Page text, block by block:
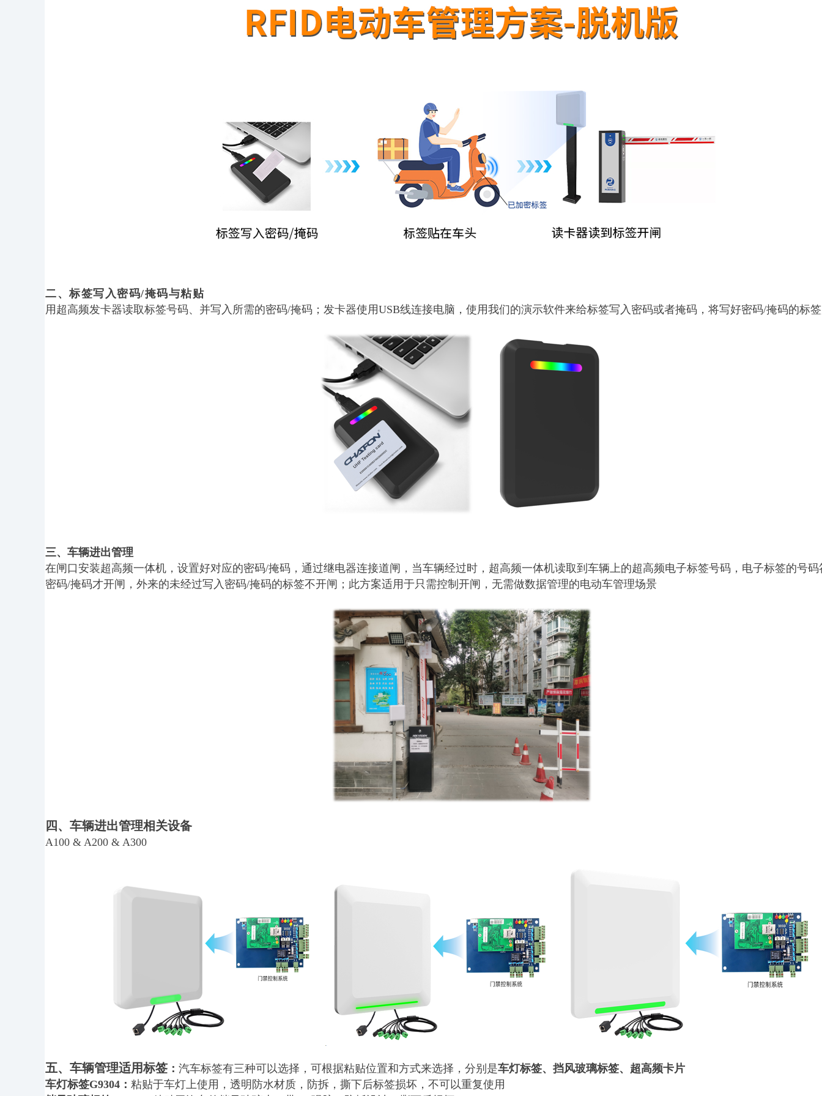
二、标签写入密码/掩码与粘贴
用超高频发卡器读取标签号码、并写入所需的密码/掩码；发卡器使用USB线连接电脑，使用我们的演示软件来给标签写入密码或者掩码，将写好密码/掩码的标
三、车辆进出管理
在闸口安装超高频一体机，设置好对应的密码/掩码，通过继电器连接道闸，当车辆经过时，超高频一体机读取到车辆上的超高频电子标签号码，电子标签的号
密码/掩码才开闸，外来的未经过写入密码/掩码的标签不开闸；此方案适用于只需控制开闸，无需做数据管理的电动车管理场景
四、车辆进出管理相关设备
A100 & A200 & A300
五、车辆管理适用标签 ： 汽车标签有三种可以选择，可根据粘贴位置和方式来选择，分别是车灯标签、挡风玻璃标签、超高频卡片
车灯标签G9304： 粘贴于车灯上使用，透明防水材质，防拆，撕下后标签损坏，不可以重复使用